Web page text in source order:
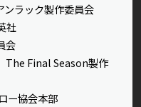
ラック製作委員会
社
会
The Final Season製作
ー協会本部